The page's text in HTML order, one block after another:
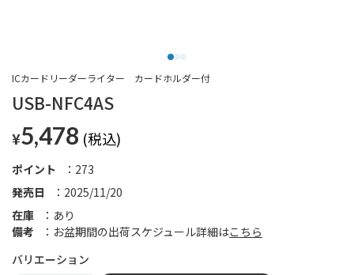
USB-NFC4AS
ICカードリーダーライター カードホルダー付
¥5,478
発売日 2025/11/20
ポイント 273
在庫
あり
備考
お盆期間の出荷スケジュール詳細はこちら